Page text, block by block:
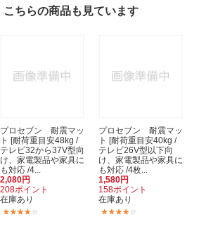
ちらの商品も見ています
プロセブン 耐震マッ
ト [耐荷重目安48kg /
テレビ32から37V型向
け、家電製品や家具に
も対応 /4...
2,080円
208ポイント
在庫あり
プロセブン 耐震マッ
ト [耐荷重目安40kg /
テレビ26V型以下向
け、家電製品や家具に
も対応 /4枚...
1,580円
158ポイント
在庫あり